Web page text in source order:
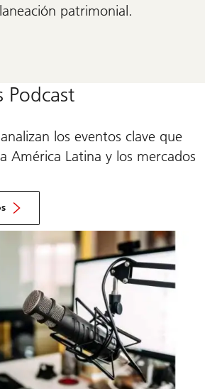
patrimonial.
Podcast
los eventos clave que
América Latina y los mercados